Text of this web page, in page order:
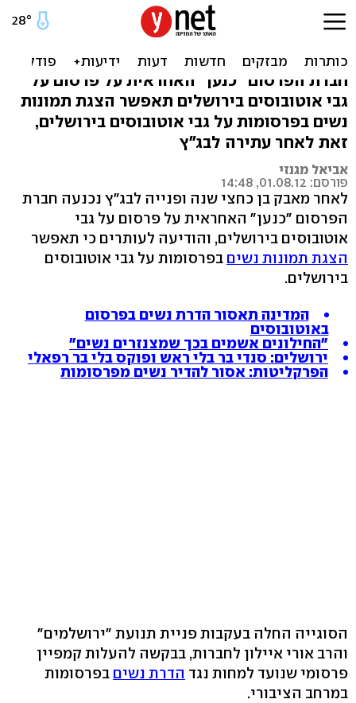
לא תתאפשר הדרת נשים
בפרסום באוטובוס בי-ם
חברת הפרסום "כנען" האחראית על פרסום על
גבי אוטובוסים בירושלים תאפשר הצגת תמונות
נשים בפרסומות על גבי אוטובוסים בירושלים,
זאת לאחר עתירה לבג"ץ
אביאל מגנזי
פורסם: 01.08.12, 14:48
לאחר מאבק בן כחצי שנה ופנייה לבג"ץ נכנעה חברת
הפרסום "כנען" האחראית על פרסום על גבי
אוטובוסים בירושלים, והודיעה לעותרים כי תאפשר
הצגת תמונות נשים בפרסומות על גבי אוטובוסים
בירושלים.
המדינה תאסור הדרת נשים בפרסום
באוטובוסים
"החילונים אשמים בכך שמצנזרים נשים"
ירושלים: סנדי בר בלי ראש ופוקס בלי בר רפאלי
הפרקליטות: אסור להדיר נשים מפרסומות
הסוגייה החלה בעקבות פניית תנועת "ירושלמים"
והרב אורי איילון לחברות, בבקשה להעלות קמפיין
פרסומי שנועד למחות נגד הדרת נשים בפרסומות
במרחב הציבורי.